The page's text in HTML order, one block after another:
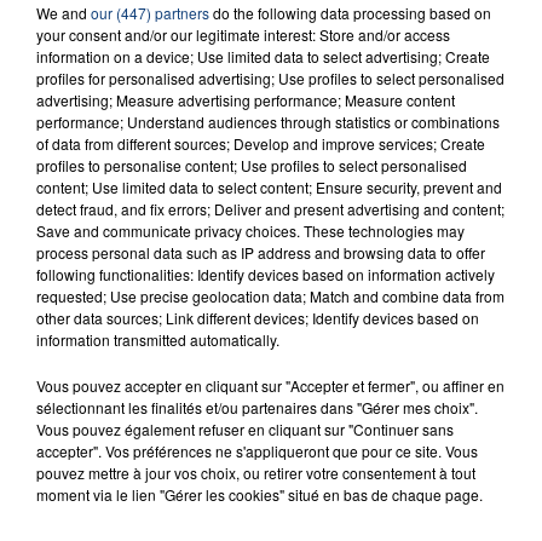
FIL D'ACTU
23 juillet 2026
INCENDIE MORTEL À LENS : UNE FEMME ET
SON BÉBÉ ENTRE LA VIE ET LA...
Un homme s'est immolé par le feu après avoir
aspergé sa compagne et leur bébé de trois mois
We and our (447) partnersdo the following data processing based on
your consent and/or our legitimate interest: Store and/or access
information on a device; Use limited data to select advertising; Create
profiles for personalised advertising; Use profiles to select personalised
advertising; Measure advertising performance; Measure content
performance; Understand audiences through statistics or combinations
of data from different sources; Develop and improve services; Create
profiles to personalise content; Use profiles to select personalised
content; Use limited data to select content; Ensure security, prevent and
detect fraud, and fix errors; Deliver and present advertising and content;
Save and communicate privacy choices. These technologies may
process personal data such as IP address and browsing data to offer
following functionalities: Identify devices based on information actively
requested; Use precise geolocation data; Match and combine data from
other data sources; Link different devices; Identify devices based on
information transmitted automatically.
Vous pouvez accepter en cliquant sur "Accepter et fermer", ou affiner en
sélectionnant les finalités et/ou partenaires dans "Gérer mes choix".
Vous pouvez également refuser en cliquant sur "Continuer sans
accepter". Vos préférences ne s'appliqueront que pour ce site. Vous
pouvez mettre à jour vos choix, ou retirer votre consentement à tout
moment via le lien "Gérer les cookies" situé en bas de chaque page.